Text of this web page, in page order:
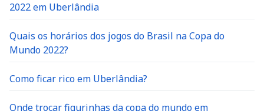
2022 em Uberlândia
Quais os horários dos jogos do Brasil na Copa do
Mundo 2022?
Como ficar rico em Uberlândia?
Onde trocar figurinhas da copa do mundo em